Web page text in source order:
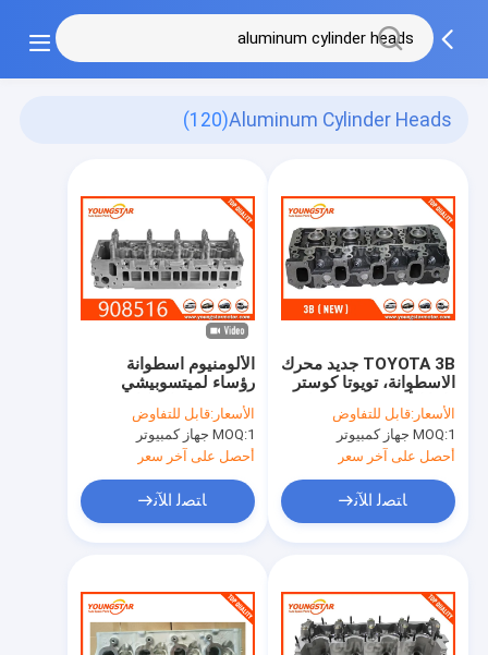
Aluminum Cylinder Heads
(120)
الألومنيوم اسطوانة
رؤساء لميتسوبيشي
الحديدية المشتركة
908516 ME194151
الأسعار:قابل للتفاوض
MOQ:1 جهاز كمبيوتر
أحصل على آخر سعر
ﺎﺘﺼﻟ ﺍﻶﻧ
TOYOTA 3B جديد محرك
الاسطوانة، تويوتا كوستر
داينا الألومنيوم اسطوانة
رؤساء
الأسعار:قابل للتفاوض
MOQ:1 جهاز كمبيوتر
أحصل على آخر سعر
ﺎﺘﺼﻟ ﺍﻶﻧ